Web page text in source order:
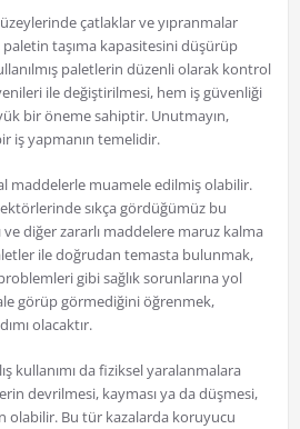
çatlaklar ve yıpranmalar
taşıma kapasitesini düşürüp
paletlerin düzenli olarak kontrol
ile değiştirilmesi, hem iş güvenliği
bir öneme sahiptir. Unutmayın,
iş yapmanın temelidir.
maddelerle muamele edilmiş olabilir.
sıkça gördüğümüz bu
diğer zararlı maddelere maruz kalma
ile doğrudan temasta bulunmak,
gibi sağlık sorunlarına yol
görüp görmediğini öğrenmek,
olacaktır.
kullanımı da fiziksel yaralanmalara
devrilmesi, kayması ya da düşmesi,
olabilir. Bu tür kazalarda koruyucu